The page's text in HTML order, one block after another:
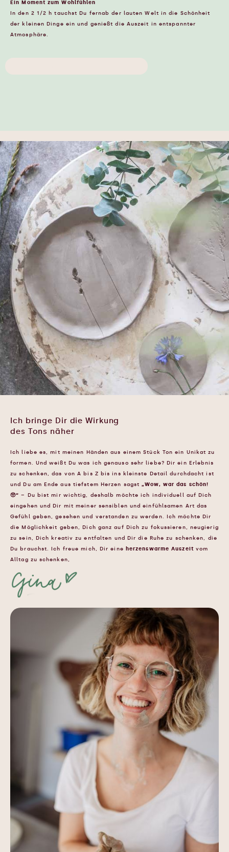
Ein Moment zum Wohlfühlen
In den 2 1/2 h tauchst Du fernab der lauten Welt in die Schönheit
der kleinen Dinge ein und genießt die Auszeit in entspannter
Atmosphäre.
Ich bringe Dir die Wirkung
des Tons näher
Ich liebe es, mit meinen Händen aus einem Stück Ton ein Unikat zu
formen. Und weißt Du was ich genauso sehr liebe? Dir ein Erlebnis
zu schenken, das von A bis Z bis ins kleinste Detail durchdacht ist
und Du am Ende aus tiefstem Herzen sagst„Wow, war das schön!
🥺“ – Du bist mir wichtig, deshalb möchte ich individuell auf Dich
eingehen und Dir mit meiner sensiblen und einfühlsamen Art das
Gefühl geben, gesehen und verstanden zu werden. Ich möchte Dir
die Möglichkeit geben, Dich ganz auf Dich zu fokussieren, neugierig
zu sein, Dich kreativ zu entfalten und Dir die Ruhe zu schenken, die
Du brauchst. Ich freue mich, Dir eine herzenswarme Auszeitvom
Alltag zu schenken,